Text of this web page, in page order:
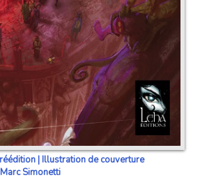
| Illustration de couverture
Simonetti